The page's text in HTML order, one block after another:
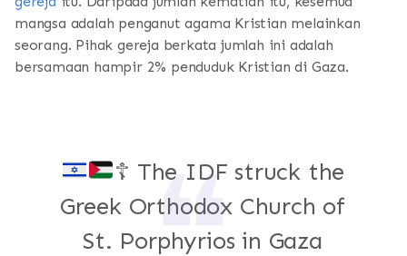
mangsa adalah penganut agama Kristian melainkan
seorang. Pihak gereja berkata jumlah ini adalah
bersamaan hampir 2% penduduk Kristian di Gaza.
☦️ The IDF struck the
Greek Orthodox Church of
St. Porphyrios in Gaza